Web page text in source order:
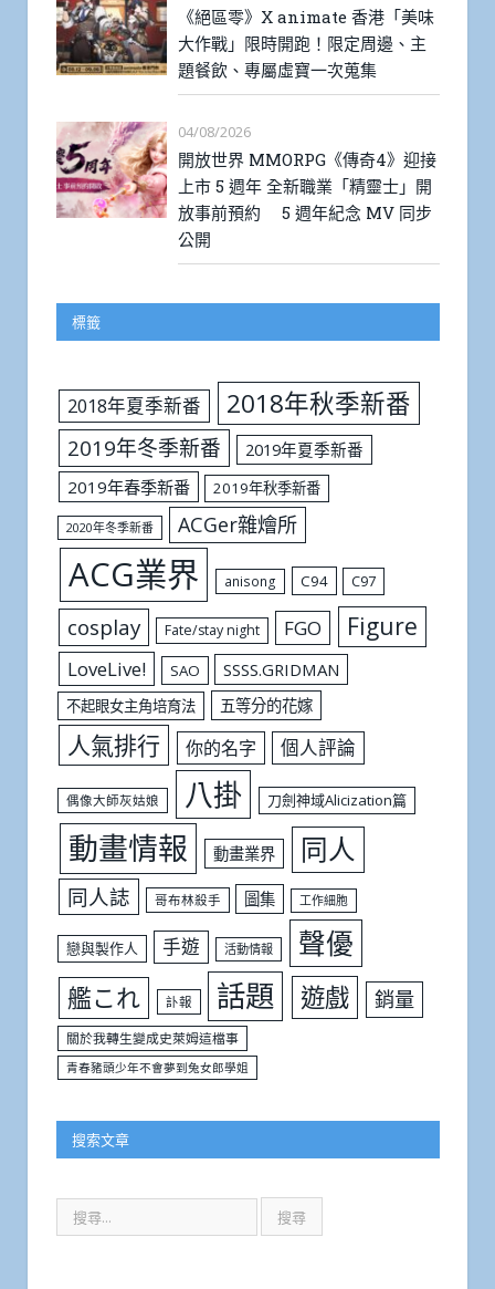
《絕區零》X animate 香港「美味
大作戰」限時開跑！限定周邊、主
題餐飲、專屬虛寶一次蒐集
04/08/2026
開放世界 MMORPG《傳奇4》迎接
上市 5 週年 全新職業「精靈士」開
放事前預約 5 週年紀念 MV 同步
公開
標籤
2018年夏季新番 2018年秋季新番
2019年冬季新番
2019年夏季新番
2019年春季新番
2019年秋季新番
2020年冬季新番 ACGer雜燴所
ACG業界 anisong C94 C97
cosplay Fate/stay night FGO Figure
LoveLive! SAO SSSS.GRIDMAN
不起眼女主角培育法 五等分的花嫁
人氣排行 你的名字 個人評論
偶像大師灰姑娘 八掛 刀劍神域Alicization篇
動畫情報 動畫業界 同人
同人誌 哥布林殺手 圖集 工作細胞
戀與製作人 手遊 活動情報 聲優
艦これ 訃報 話題 遊戲 銷量
關於我轉生變成史萊姆這檔事
青春豬頭少年不會夢到兔女郎學姐
搜索文章